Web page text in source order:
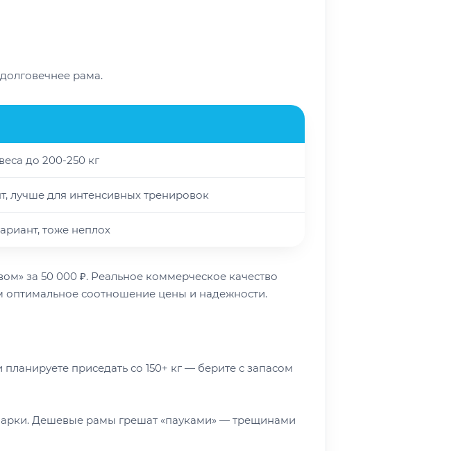
рама.
до 200-250 кг
лучше для интенсивных тренировок
тоже неплох
за 50 000 ₽. Реальное коммерческое качество
оптимальное соотношение цены и надежности.
приседать со 150+ кг — берите с запасом
Дешевые рамы грешат «пауками» — трещинами